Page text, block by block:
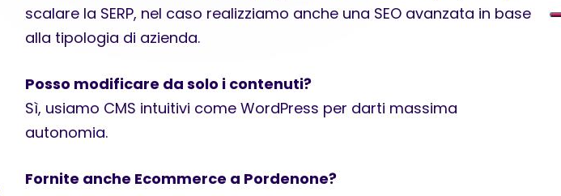
scalare la SERP, nel caso realizziamo anche una SEO avanzata in base
alla tipologia di azienda.
Posso modificare da solo i contenuti?
Sì, usiamo CMS intuitivi come WordPress per darti massima
autonomia.
Fornite anche Ecommerce a Pordenone?